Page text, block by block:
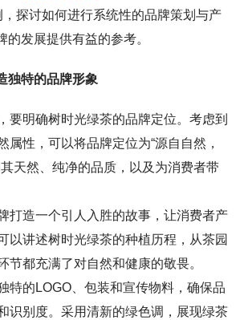
，探讨如何进行系统性的品牌策划与产
的发展提供有益的参考。
独特的品牌形象
要明确树时光绿茶的品牌定位。考虑到
属性，可以将品牌定位为“源自自然，
天然、纯净的品质，以及为消费者带
打造一个引人入胜的故事，让消费者产
以讲述树时光绿茶的种植历程，从茶园
节都充满了对自然和健康的敬畏。
特的LOGO、包装和宣传物料，确保品
识别度。采用清新的绿色调，展现绿茶